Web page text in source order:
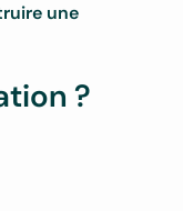
une
?